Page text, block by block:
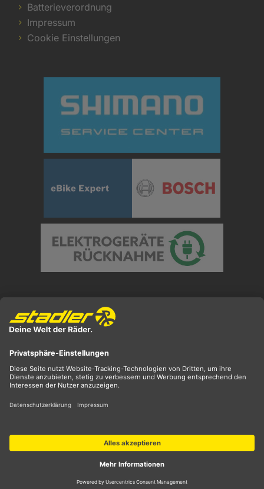
Batterieverordnung
Impressum
Cookie Einstellungen
** ehemaliger UVP
*** Preis entspricht unserem Markteinführungspreis
der aktuellen Saison